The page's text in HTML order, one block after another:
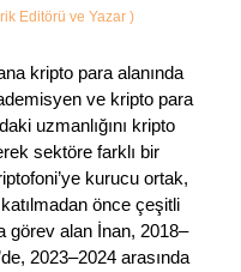
Editörü ve Yazar )
kripto para alanında
ve kripto para
uzmanlığını kripto
sektöre farklı bir
kurucu ortak,
önce çeşitli
görev alan İnan, 2018–
2023–2024 arasında